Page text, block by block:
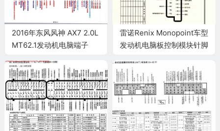
2016年东风风神 AX7 2.0L
MT62.1发动机电脑端子
雷诺Renix Monopoint车型
发动机电脑板控制模块针脚